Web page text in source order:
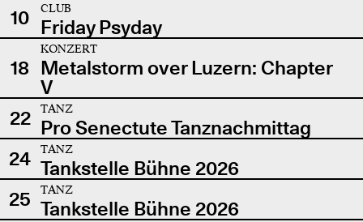
10
CLUB
Friday Psyday
18
KONZERT
Metalstorm over Luzern: Chapter
V
22
TANZ
Pro Senectute Tanznachmittag
24
TANZ
Tankstelle Bühne 2026
25
TANZ
Tankstelle Bühne 2026